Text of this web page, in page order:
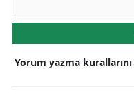
Yorum yazma kurallarını